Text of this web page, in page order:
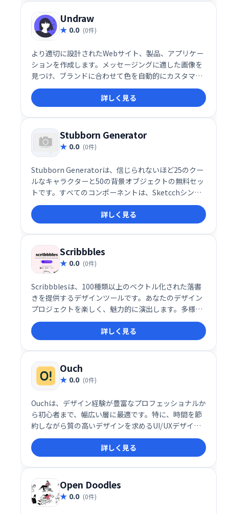
Undraw
0.0 (0件)
より適切に設計されたWebサイト、製品、アプリケー
ションを作成します。メッセージングに適した画像を
見つけ、ブランドに合わせて色を自動的にカスタマイ
ズし、通常の画像、埋め込みコードとして、または直
接設計ワークフローで使用します。
詳しく見る
Stubborn Generator
0.0 (0件)
Stubborn Generatorは、信じられないほど25のクー
ルなキャラクターと50の背景オブジェクトの無料セッ
トです。すべてのコンポーネントは、Sketcchシンボ
ルとfigmaコンポーネントで編集可能です。SVG、
PNGも添付されています。次のプロジェクトのユニー
クなストーリーを無料で作成します。
詳しく見る
Scribbbles
0.0 (0件)
Scribbblesは、100種類以上のベクトル化された落書
きを提供するデザインツールです。あなたのデザイン
プロジェクトを楽しく、魅力的に演出します。多様な
落書きで、ウェブサイト、アプリ、印刷物などに個性
を加え、視覚的な魅力を高めましょう。創造性を刺激
し、ワンランク上のデザインを実現します。
詳しく見る
Ouch
0.0 (0件)
Ouchは、デザイン経験が豊富なプロフェッショナルか
ら初心者まで、幅広い層に最適です。特に、時間を節
約しながら質の高いデザインを求めるUI/UXデザイナ
ー、マーケティング担当者、Web開発者に向いていま
す。
詳しく見る
Open Doodles
0.0 (0件)